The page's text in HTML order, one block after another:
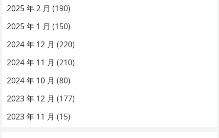
2025 年 2 月 (190)
2025 年 1 月 (150)
2024 年 12 月 (220)
2024 年 11 月 (210)
2024 年 10 月 (80)
2023 年 12 月 (177)
2023 年 11 月 (15)